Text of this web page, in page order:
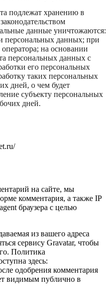
подлежат хранению в
данные уничтожаются:
персональных данных; при
на основании
персональных данных с
его персональных
таких персональных
дней, о чем будет
субъекту персональных
дней.
на сайте, мы
комментария, а также IP
браузера с целью
из вашего адреса
сервису Gravatar, чтобы
Политика
здесь:
одобрения комментария
видимым публично в